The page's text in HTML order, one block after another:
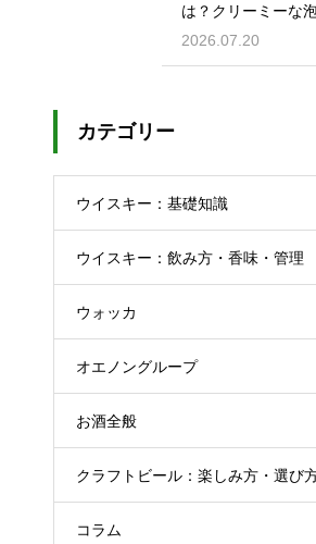
は？クリーミーな
のコツ
2026.07.20
カテゴリー
ウイスキー：基礎知識
ウイスキー：飲み方・香味・管理
ウォッカ
オエノングループ
お酒全般
クラフトビール：楽しみ方・選び
コラム